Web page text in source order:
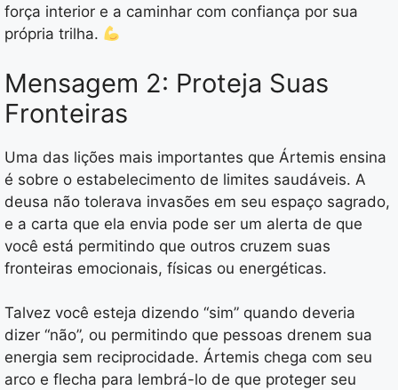
força interior e a caminhar com confiança por sua
própria trilha.
Mensagem 2: Proteja Suas
Fronteiras
Uma das lições mais importantes que Ártemis ensina
é sobre o estabelecimento de limites saudáveis. A
deusa não tolerava invasões em seu espaço sagrado,
e a carta que ela envia pode ser um alerta de que
você está permitindo que outros cruzem suas
fronteiras emocionais, físicas ou energéticas.
Talvez você esteja dizendo “sim” quando deveria
dizer “não”, ou permitindo que pessoas drenem sua
energia sem reciprocidade. Ártemis chega com seu
arco e flecha para lembrá-lo de que proteger seu